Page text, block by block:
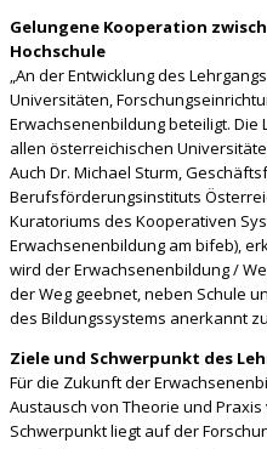
Gelungene Kooperation
Hochschule
„An der Entwicklung des
Universitäten,
Erwachsenenbildung beteiligt.
allen österreichischen
Auch Dr. Michael Sturm,
Berufsförderungsinstituts
Kuratoriums des Kooperativen
Erwachsenenbildung am bifeb),
wird der Erwachsenenbildung /
der Weg geebnet, neben Schule
des Bildungssystems anerkannt
Ziele und Schwerpunkt des
Für die Zukunft der
Austausch von Theorie und
Schwerpunkt liegt auf der